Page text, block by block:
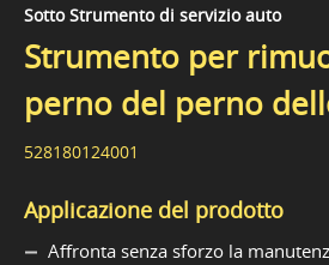
Sotto Strumento di servizio auto
Strumento per
perno del perno
528180124001
Applicazione del prodotto
Affronta senza sforzo la